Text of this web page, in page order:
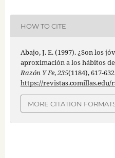
HOW TO CITE
Abajo, J. E. (1997). ¿Son los
aproximación a los hábitos
Razón Y Fe,235(1184), 617-
https://revistas.comillas.edu/
MORE CITATION